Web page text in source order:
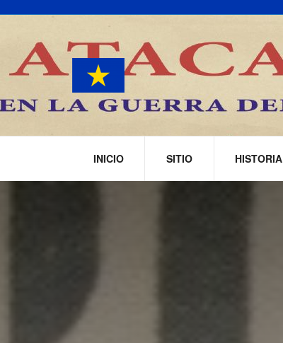
INICIO SITIO HISTORIA